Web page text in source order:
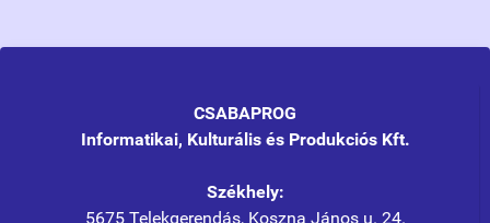
CSABAPROG
Informatikai, Kulturális és Produkciós Kft.
Székhely:
5675 Telekgerendás, Koszna János u. 24.